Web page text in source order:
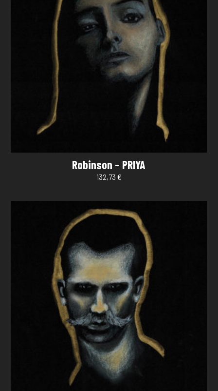
Robinson – PRIYA
132,73 €